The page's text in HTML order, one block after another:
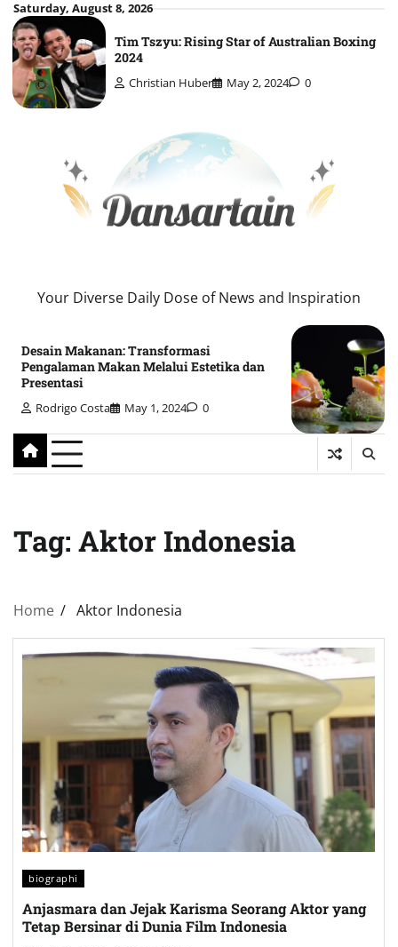
Skip
to
content
Saturday, August 8, 2026
Tim Tszyu: Rising Star of Australian Boxing
2024
Christian Huber May 2, 2024 0
Your Diverse Daily Dose of News and Inspiration
Desain Makanan: Transformasi
Pengalaman Makan Melalui Estetika dan
Presentasi
Rodrigo Costa May 1, 2024 0
Tag: Aktor Indonesia
Home Aktor Indonesia
biographi
Anjasmara dan Jejak Karisma Seorang Aktor yang
Tetap Bersinar di Dunia Film Indonesia